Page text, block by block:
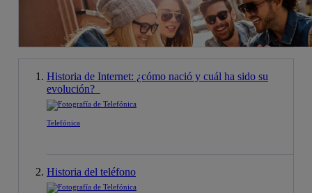
Historia de Internet: ¿cómo nació y cuál ha sido su
evolución?
Telefónica
Historia del teléfono